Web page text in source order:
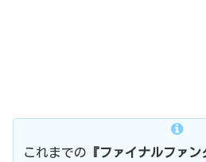
これまでの 『ファイナルファン